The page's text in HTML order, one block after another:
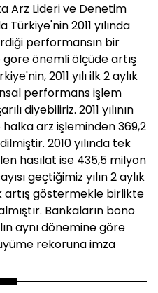
Arz Lideri ve Denetim
2011 yılında
performansın bir
göre önemli ölçüde artış
2011 yılı ilk 2 aylık
performans işlem
diyebiliriz. 2011 yılının
arz işleminden 369,2
2010 yılında tek
hasılat ise 435,5 milyon
geçtiğimiz yılın 2 aylık
artış göstermekle birlikte
Bankaların bono
aynı dönemine göre
rekoruna imza